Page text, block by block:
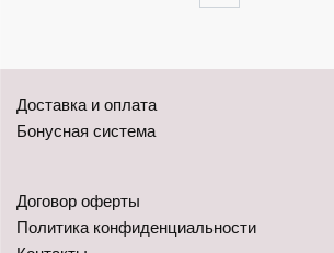
Доставка и оплата
Бонусная система
Договор оферты
Политика конфиденциальности